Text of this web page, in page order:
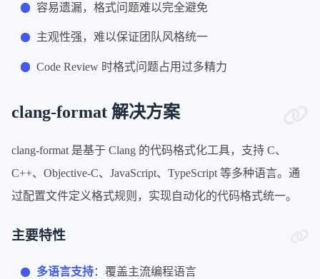
容易遗漏，格式问题难以完全避免
主观性强，难以保证团队风格统一
Code Review 时格式问题占用过多精力
clang-format 解决方案
clang-format 是基于 Clang 的代码格式化工具，支持 C、
C++、Objective-C、JavaScript、TypeScript 等多种语言。通
过配置文件定义格式规则，实现自动化的代码格式统一。
主要特性
多语言支持：覆盖主流编程语言